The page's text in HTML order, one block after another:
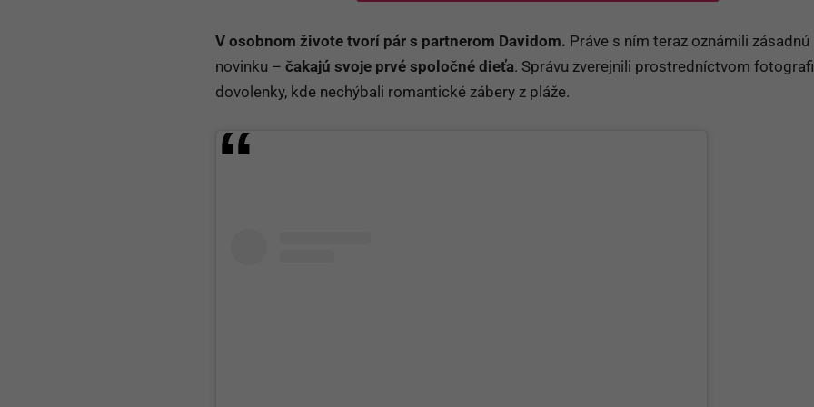
V osobnom živote tvorí pár s partnerom Davidom. Práve s ním teraz oznámili zásadnú
novinku – čakajú svoje prvé spoločné dieťa. Správu zverejnili prostredníctvom
dovolenky, kde nechýbali romantické zábery z pláže.